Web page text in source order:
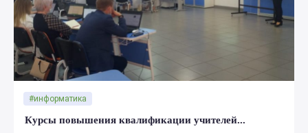
Курсы повышения квалификации учителей...
#информатика